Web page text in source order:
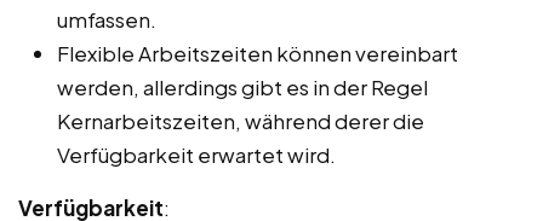
umfassen.
Flexible Arbeitszeiten können vereinbart
werden, allerdings gibt es in der Regel
Kernarbeitszeiten, während derer die
Verfügbarkeit erwartet wird.
Verfügbarkeit: